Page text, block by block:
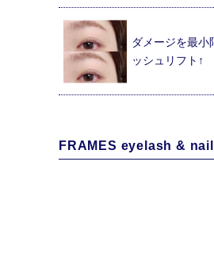
ダメージを最小
ッシュリフト↑
FRAMES eyelash & nail